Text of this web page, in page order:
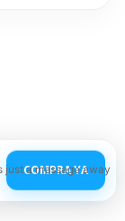
COMPRA YA
just a message away